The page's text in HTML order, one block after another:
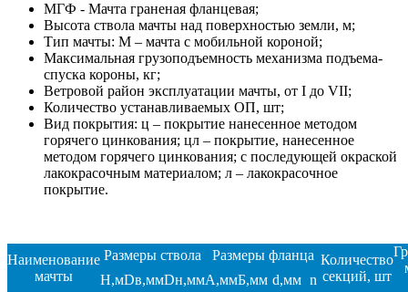
МГФ - Мачта граненая фланцевая;
Высота ствола мачты над поверхностью земли, м;
Тип мачты: М – мачта с мобильной короной;
Максимальная грузоподъемность механизма подъема-
спуска короны, кг;
Ветровой район эксплуатации мачты, от I до VII;
Количество устанавливаемых ОП, шт;
Вид покрытия: ц – покрытие нанесенное методом
горячего цинкования; цл – покрытие, нанесенное
методом горячего цинкования; с последующей окраской
лакокрасочным материалом; л – лакокрасочное
покрытие.
Наименование
мачты
Размеры ствола Размеры фланца Количество
секций, шт
H,мDв,ммDн,ммA,ммБ,мм d,мм n